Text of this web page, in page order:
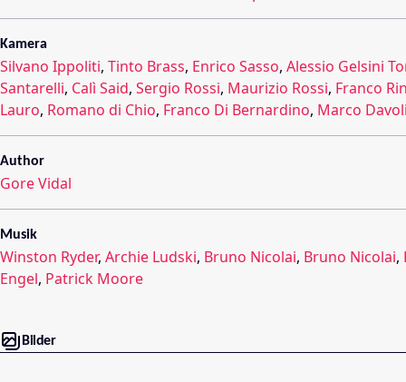
Kamera
Silvano Ippoliti, Tinto Brass, Enrico Sasso, Alessio Gelsini
Santarelli, Calì Said, Sergio Rossi, Maurizio Rossi, Franco
Lauro, Romano di Chio, Franco Di Bernardino, Marco
Author
Gore Vidal
Musik
Winston Ryder, Archie Ludski, Bruno Nicolai, Bruno Nicolai,
Engel, Patrick Moore
Bilder